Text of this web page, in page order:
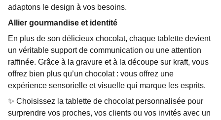
adaptons le design à vos besoins.
Allier gourmandise et identité
En plus de son délicieux chocolat, chaque tablette devient
un véritable support de communication ou une attention
raffinée. Grâce à la gravure et à la découpe sur kraft, vous
offrez bien plus qu’un chocolat : vous offrez une
expérience sensorielle et visuelle qui marque les esprits.
✨ Choisissez la tablette de chocolat personnalisée pour
surprendre vos proches, vos clients ou vos invités avec un